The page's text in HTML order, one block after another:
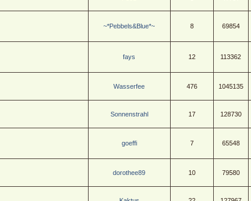
~*Pebbels&Blue*~ 8 69854
fays 12 113362
Wasserfee 476 1045135
Sonnenstrahl 17 128730
goeffi 7 65548
dorothee89 10 79580